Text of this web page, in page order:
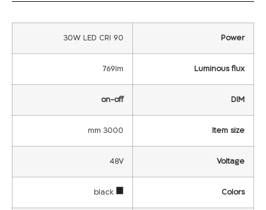
Power
30W LED CRI 90
Luminous flux
769lm
DIM
on-off
Item size
3000 mm
Voltage
48V
Colors